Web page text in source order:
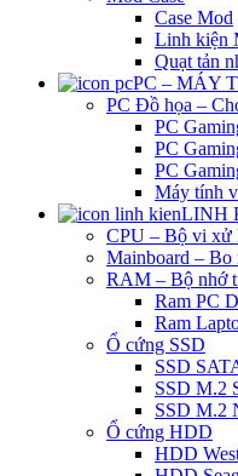
Case Mod
Linh kiện
Quạt tản
PC – MÁY
PC Đồ họa –
PC
PC
PC
Máy tính
LINH
CPU – Bộ vi xử
Mainboard – Bo
RAM – Bộ nhớ
Ram PC
Ram
Ổ cứng SSD
SSD
SSD M.2
SSD M.2
Ổ cứng HDD
HDD